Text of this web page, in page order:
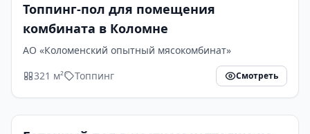
Топпинг-пол для помещения
комбината в Коломне
АО «Коломенский опытный мясокомбинат»
321 м²
Топпинг Смотреть